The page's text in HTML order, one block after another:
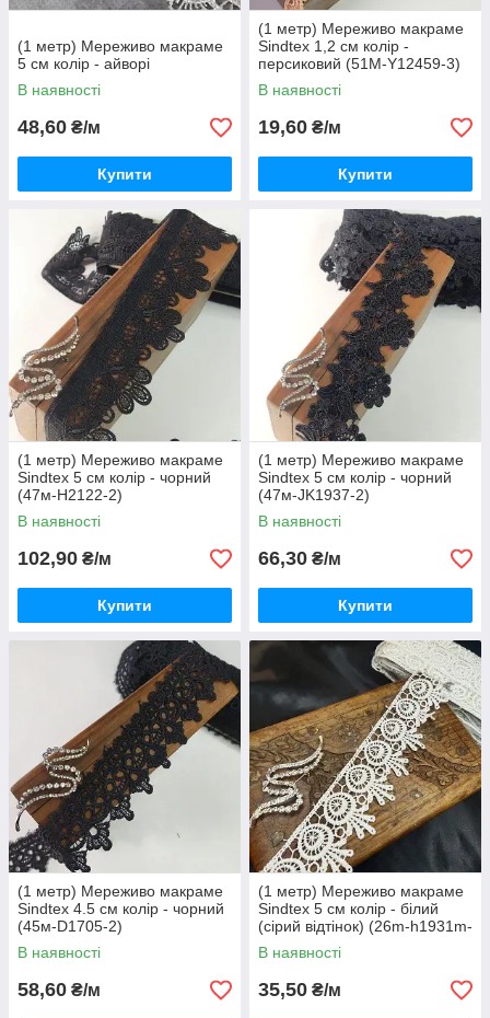
(1 метр) Мереживо макраме
5 см колір - айворі
В наявності
48,60 ₴/м
Купити
(1 метр) Мереживо макраме
Sindtex 1,2 см колір -
персиковий (51М-Y12459-3)
В наявності
19,60 ₴/м
Купити
(1 метр) Мереживо макраме
Sindtex 5 см колір - чорний
(47м-H2122-2)
В наявності
102,90 ₴/м
Купити
(1 метр) Мереживо макраме
Sindtex 5 см колір - чорний
(47м-JK1937-2)
В наявності
66,30 ₴/м
Купити
(1 метр) Мереживо макраме
Sindtex 4.5 см колір - чорний
(45м-D1705-2)
В наявності
58,60 ₴/м
(1 метр) Мереживо макраме
Sindtex 5 см колір - білий
(сірий відтінок) (26m-h1931m-
1)
В наявності
35,50 ₴/м